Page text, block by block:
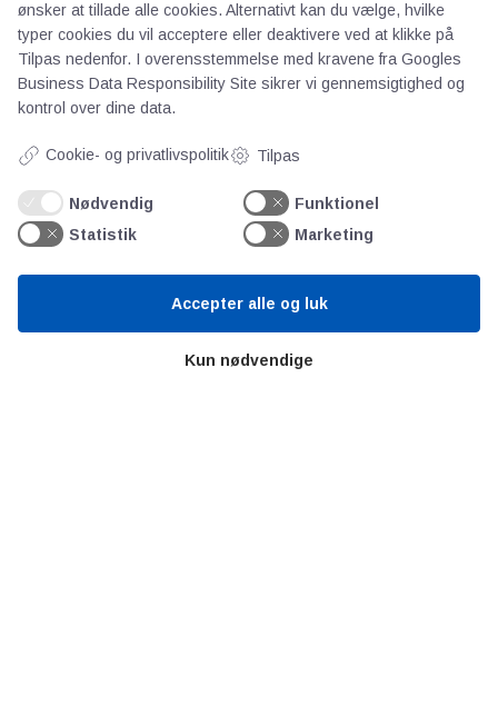
Persondata
Videncentre
Teknologisk Institut
Bitva
Videncentre
Litteratur
Forkortelser
ønsker at tillade alle cookies. Alternativt kan du vælge, hvilke
typer cookies du vil acceptere eller deaktivere ved at klikke på
Tilpas nedenfor. I overensstemmelse med kravene fra Googles
Business Data Responsibility Site sikrer vi gennemsigtighed og
kontrol over dine data.
Cookie- og privatlivspolitik Tilpas
Nødvendig
Funktionel
Statistik
Marketing
Kun nødvendige
Accepter alle og luk